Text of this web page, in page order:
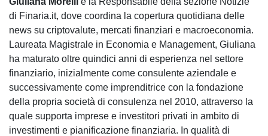
di Finaria.it, dove coordina la copertura quotidiana delle
news su criptovalute, mercati finanziari e macroeconomia.
Laureata Magistrale in Economia e Management, Giuliana
ha maturato oltre quindici anni di esperienza nel settore
finanziario, inizialmente come consulente aziendale e
successivamente come imprenditrice con la fondazione
della propria società di consulenza nel 2010, attraverso la
quale supporta imprese e investitori privati in ambito di
investimenti e pianificazione finanziaria. In qualità di